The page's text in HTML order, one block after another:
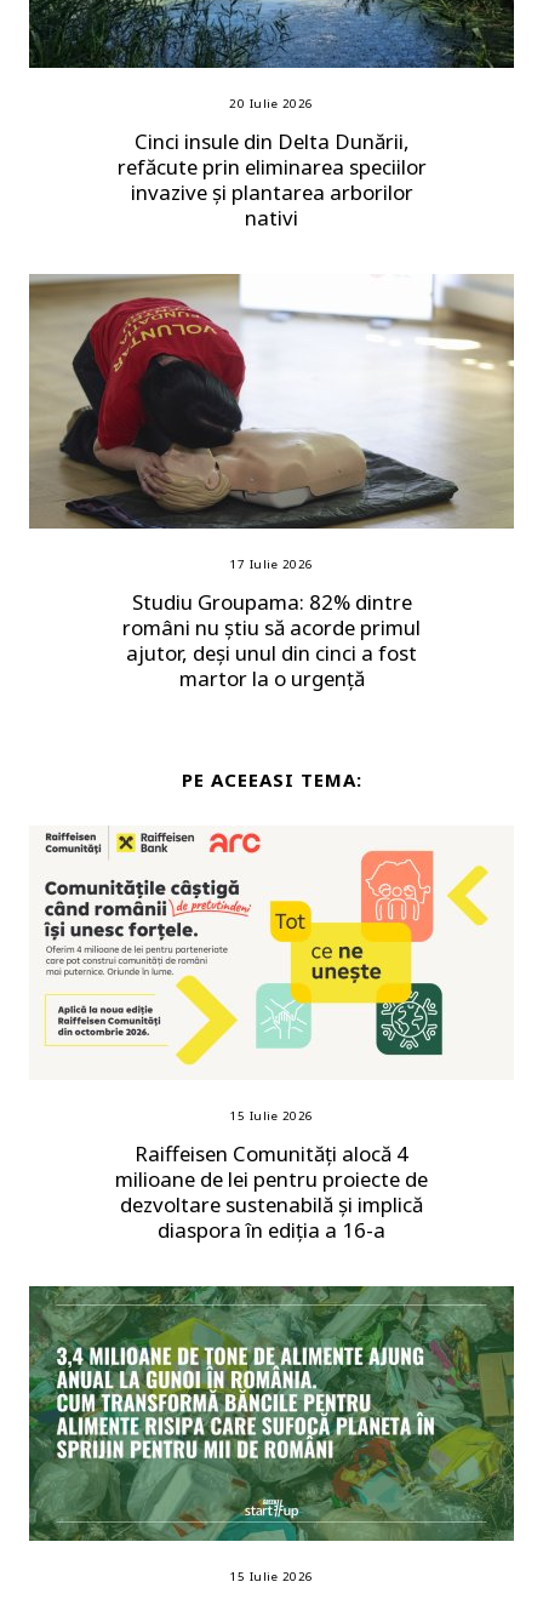
20 Iulie 2026
Cinci insule din Delta Dunării,
refăcute prin eliminarea speciilor
invazive și plantarea arborilor
nativi
17 Iulie 2026
Studiu Groupama: 82% dintre
români nu știu să acorde primul
ajutor, deși unul din cinci a fost
martor la o urgență
PE ACEEASI TEMA:
15 Iulie 2026
Raiffeisen Comunități alocă 4
milioane de lei pentru proiecte de
dezvoltare sustenabilă și implică
diaspora în ediția a 16-a
15 Iulie 2026